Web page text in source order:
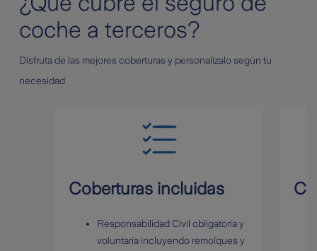
coche a terceros?
Disfruta de las mejores coberturas y personalizalo según tu
necesidad
Coberturas incluidas
Responsabilidad Civil obligatoria y
voluntaria incluyendo remolques y